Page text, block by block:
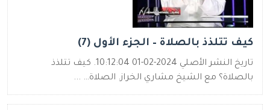
كيف تتلذذ بالصلاة – الجزء الأول (7)
تاريخ النشر الأصلي 2024-02-01 10:12:04. كيف تتلذذ
بالصلاة؟ مع الشيخ مشاري الخراز. الصلاة… ...